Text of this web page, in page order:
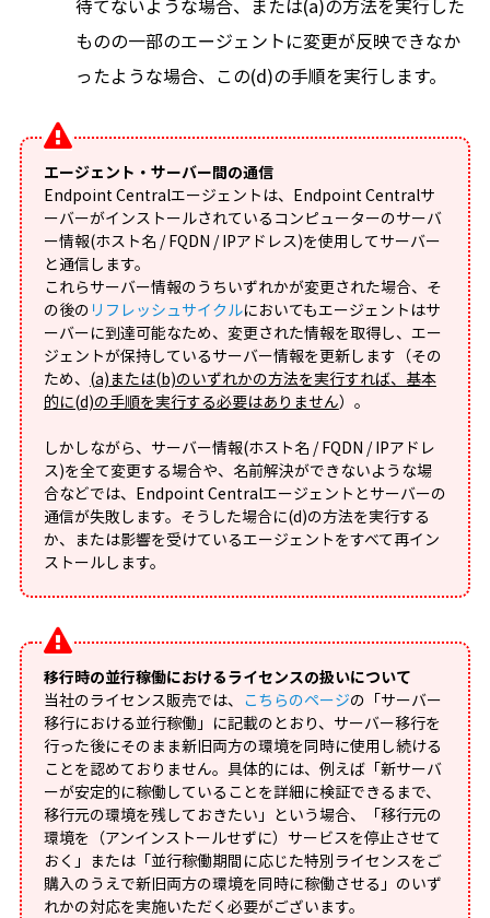
待てないような場合、または(a)の方法を実行した
ものの一部のエージェントに変更が反映できなか
ったような場合、この(d)の手順を実行します。
エージェント・サーバー間の通信
Endpoint Centralエージェントは、Endpoint Centralサ
ーバーがインストールされているコンピューターのサーバ
ー情報(ホスト名 / FQDN / IPアドレス)を使用してサーバー
と通信します。
これらサーバー情報のうちいずれかが変更された場合、そ
の後の リフレッシュサイクルにおいてもエージェントはサ
ーバーに到達可能なため、変更された情報を取得し、エー
ジェントが保持しているサーバー情報を更新します（その
ため、 (a)または(b)のいずれかの方法を実行すれば、基本
的に(d)の手順を実行する必要はありません）。
しかしながら、サーバー情報(ホスト名 / FQDN / IPアドレ
ス)を全て変更する場合や、名前解決ができないような場
合などでは、Endpoint Centralエージェントとサーバーの
通信が失敗します。そうした場合に(d)の方法を実行する
か、または影響を受けているエージェントをすべて再イン
ストールします。
移行時の並行稼働におけるライセンスの扱いについて
当社のライセンス販売では、 こちらのページの「サーバー
移行における並行稼働」に記載のとおり、サーバー移行を
行った後にそのまま新旧両方の環境を同時に使用し続ける
ことを認めておりません。具体的には、例えば「新サーバ
ーが安定的に稼働していることを詳細に検証できるまで、
移行元の環境を残しておきたい」という場合、「移行元の
環境を（アンインストールせずに）サービスを停止させて
おく」または「並行稼働期間に応じた特別ライセンスをご
購入のうえで新旧両方の環境を同時に稼働させる」のいず
れかの対応を実施いただく必要がございます。